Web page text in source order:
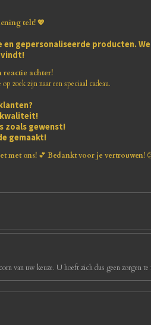
telt! 💖
en gepersonaliseerde producten.
vindt!
reactie achter!
zoek zijn naar een speciaal cadeau.
zoals gewenst!
gemaakt!
met ons! 💕 Bedankt voor je vertrouwen!
van uw keuze. U hoeft zich dus geen zorgen te